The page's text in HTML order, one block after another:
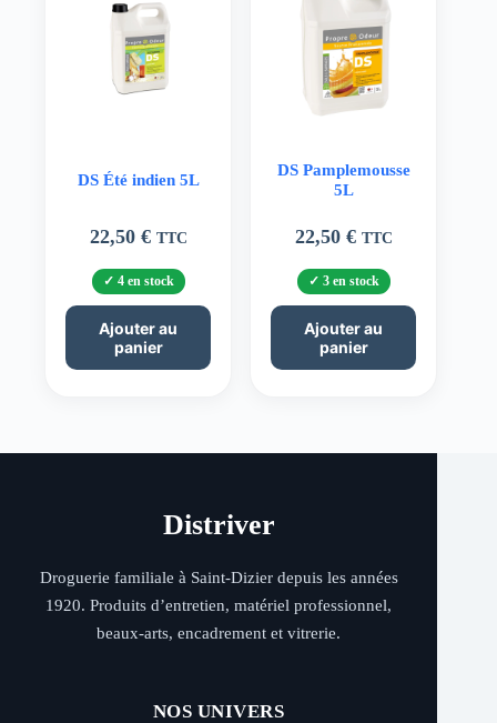
DS Été indien 5L
22,50 € TTC
4 en stock
Ajouter au
panier
DS Pamplemousse
5L
22,50 € TTC
3 en stock
Ajouter au
panier
Distriver
Droguerie familiale à Saint-Dizier depuis les années
1920. Produits d’entretien, matériel professionnel,
beaux-arts, encadrement et vitrerie.
NOS UNIVERS